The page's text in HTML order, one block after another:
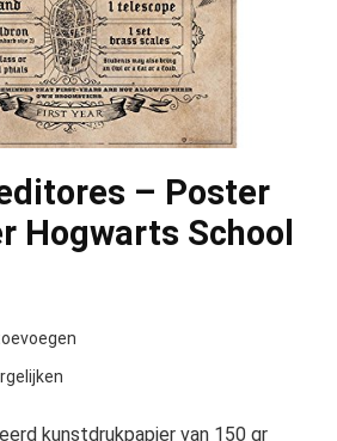
– Poster
Hogwarts School
kunstdrukpapier van 150 gr